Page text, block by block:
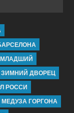
МЛАДШИЙ
ЗИМНИЙ ДВОРЕЦ
РОССИ
МЕДУЗА ГОРГОНА